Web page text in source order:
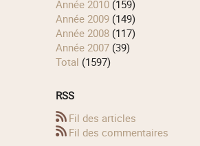
année 2010(159)
année 2009(149)
année 2008(117)
année 2007(39)
total (1597)
RSS
Fil des articles
Fil des commentaires